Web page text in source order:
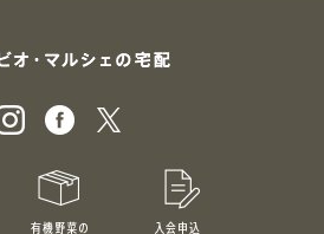
宅配サービス紹介 有機野菜のお試しセット